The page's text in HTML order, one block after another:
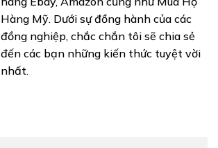
Hàng Mỹ. Dưới sự đồng hành của các
đồng nghiệp, chắc chắn tôi sẽ chia sẻ
đến các bạn những kiến thức tuyệt vời
nhất.